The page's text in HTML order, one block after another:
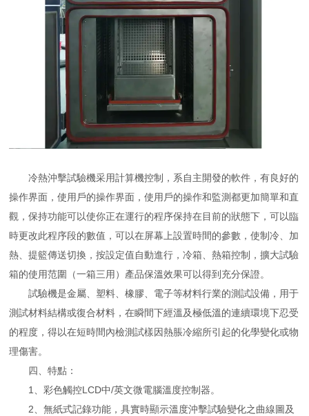
冷熱沖擊試驗機采用計算機控制，系自主開發的軟件，有良好的
操作界面，使用戶的操作界面，使用戶的操作和監測都更加簡單和直
觀，保持功能可以使你正在運行的程序保持在目前的狀態下，可以臨
時更改此程序段的數值，可以在屏幕上設置時間的參數，使制冷、加
熱、提籃傳送切換，按設定值自動進行，冷箱、熱箱控制，擴大試驗
箱的使用范圍（一箱三用）產品保溫效果可以得到充分保證。
試驗機是金屬、塑料、橡膠、電子等材料行業的測試設備，用于
測試材料結構或復合材料，在瞬間下經溫及極低溫的連續環境下忍受
的程度，得以在短時間內檢測試樣因熱脹冷縮所引起的化學變化或物
理傷害。
四、特點：
1、彩色觸控LCD中/英文微電腦溫度控制器。
2、無紙式記錄功能，具實時顯示溫度沖擊試驗變化之曲線圖及